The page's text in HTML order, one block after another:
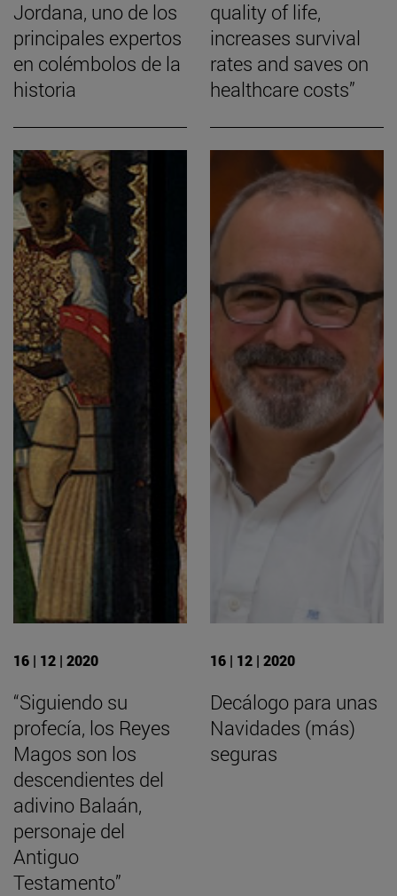
Jordana, uno de los
principales expertos
en colémbolos de la
historia
quality of life,
increases survival
rates and saves on
healthcare costs”
16 | 12 | 2020
“Siguiendo su
profecía, los Reyes
Magos son los
descendientes del
adivino Balaán,
personaje del
Antiguo
Testamento”
16 | 12 | 2020
Decálogo para unas
Navidades (más)
seguras